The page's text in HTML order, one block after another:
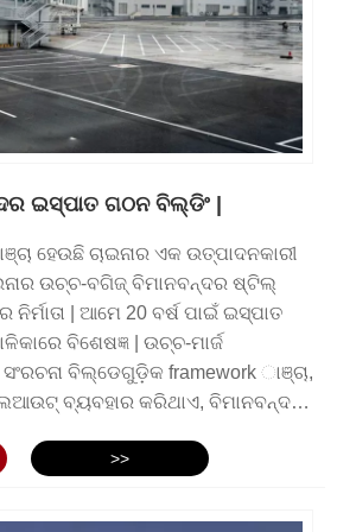
| ଏହା ଉତ୍କୃଷ୍ଟ ଶକ୍ତି, କ୍ଷୟ ପ୍ରତିରୋଧ
ପ୍ରଦାନ କରେ, ଏହାକୁ ବିଭିନ୍ନ ପ୍ରକାରର
ପାଇଁ ଉପଯୁକ୍ତ କରିଥାଏ |
ସଂରଚନା ପ୍ରକାର |
ଗଠନ ଭିନ୍ନ ହୋଇପାରେ | ତଥାପି, ସେଠାରେ
ଇସ୍ପାତ ସଂରଚନା ଅଛି ଯାହା ବିମାନବନ୍ଦର
ହୁଏ |
ହେଉଛି ଫ୍ରେମ୍ ଗଠନ, ଯେଉଁଥିରେ ଭୂଲମ୍ବ
ଥାଏ ଯାହା ବିମାନବନ୍ଦର ଟର୍ମିନାଲ୍ କିମ୍ବା
ସମର୍ଥନ କରିବା ପାଇଁ ଏକ କଠିନ କଙ୍କାଳ
ଉତ୍କୃଷ୍ଟ ସ୍ଥିରତା ଏବଂ ଶକ୍ତି
ସୁବିଧା ପାଇଁ ଉପଯୁକ୍ତ କରିଥାଏ |
ଇସ୍ପାତ ଗଠନ ବିଲ୍ଡିଂ |
ହେଉଛି ଚାଇନାର ଏକ ଉତ୍ପାଦନକାରୀ
ଉଚ୍ଚ-ବଗିଜ୍ ବିମାନବନ୍ଦର ଷ୍ଟିଲ୍
| ଆମେ 20 ବର୍ଷ ପାଇଁ ଇସ୍ପାତ
ବିଶେଷଜ୍ଞ | ଉଚ୍ଚ-ମାର୍ଜ
ବିଲ୍ଡେଗୁଡ଼ିକ framework ାଞ୍ଚା,
ବ୍ୟବହାର କରିଥାଏ, ବିମାନବନ୍ଦର
>>